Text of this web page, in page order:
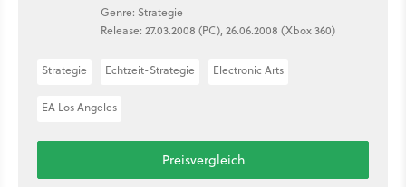
Genre: Strategie
Release: 27.03.2008 (PC), 26.06.2008 (Xbox 360)
Strategie Echtzeit-Strategie Electronic Arts
EA Los Angeles
Preisvergleich